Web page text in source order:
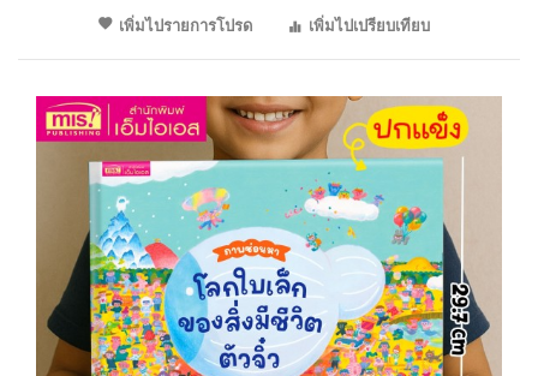
เพิ่มไปรายการโปรด
เพิ่มไปเปรียบเทียบ